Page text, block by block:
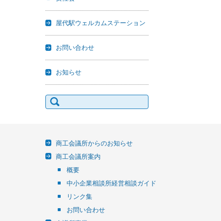
屋代駅ウェルカムステーション
お問い合わせ
お知らせ
検
索:
商工会議所からのお知らせ
商工会議所案内
概要
中小企業相談所経営相談ガイド
リンク集
お問い合わせ